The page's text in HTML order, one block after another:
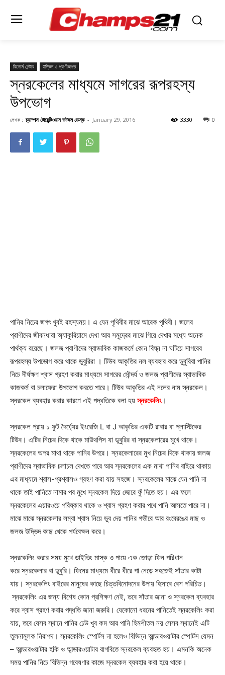
রিসোর্স সেন্টার উদ্ভিদ ও প্রাণীজগত
স্নরকেলের মাধ্যমে সাগরের রূপরহস্য
উপভোগ
লেখক : চ্যাম্পস টোয়েন্টিওয়ান ডটকম ডেস্ক - January 29, 2016 0
3330
পানির নিচের জগৎ খুবই রহস্যময়। এ যেন পৃথিবীর মাঝে আরেক পৃথিবী। জলের
প্রাণীদের জীবনধারা অ্যাকুরিয়ামে দেখা আর সমুদ্রের মাঝে গিয়ে দেখার মধ্যে অনেক
পার্থক্য রয়েছে। জলজ প্রাণীদের স্বাভাবিক কাজকর্মে কোন বিঘ্ন না ঘটিয়ে সাগরের
রূপরহস্য উপভোগ করে থাকে ডুবুরিরা । টিউব আকৃতির নল ব্যবহার করে ডুবুরিরা পানির
নিচে দীর্ঘক্ষণ শ্বাস গ্রহণ করার মাধ্যমে সাগরের সৌন্দর্য ও জলজ প্রাণীদের স্বাভাবিক
কাজকর্ম বা চলাফেরা উপভোগ করতে পারে। টিউব আকৃতির এই নলের নাম স্নরকেল।
স্নরকেল ব্যবহার করার কারণে এই পদ্ধতিকে বলা হয়স্নরকেলিং ।
স্নরকেল প্রায় ১ ফুট দৈর্ঘ্যের ইংরেজি L বা J আকৃতির একটি রাবার বা প্লাস্টিকের
টিউব। এটির নিচের দিকে থাকে মাউথপিস যা ডুবুরির বা স্নরকেলারের মুখে থাকে।
স্নরকেলের অপর মাথা থাকে পানির উপরে। স্নরকেলারের মুখ নিচের দিকে থাকায় জলজ
প্রাণীদের স্বাভাবিক চলাচল দেখতে পারে আর স্নরকেলের এক মাথা পানির বাইরে থাকায়
এর মাধ্যমে শ্বাস-প্রশ্বাসও গ্রহণ করা যায় সহজে। স্নরকেলের মাঝে যেন পানি না
থাকে তাই পানিতে নামার পর মুখে স্নরকেল দিয়ে জোরে ফুঁ দিতে হয়। এর ফলে
স্নরকেলের এয়ারওয়ে পরিষ্কার থাকে ও শ্বাস গ্রহণ করার পথে পানি আসতে পারে না।
মাঝে মাঝে স্নরকেলার লম্বা শ্বাস নিয়ে ডুব দেয় পানির গভীরে আর রংবেরঙের মাছ ও
জলজ উদ্ভিদ কাছ থেকে পর্যবেক্ষন করে।
স্নরকেলিং করার সময় মুখে ডাইভিং মাস্ক ও পায়ে এক জোড়া ফিন পরিধান
করে স্নরকেলার বা ডুবুরি। ফিনের মাধ্যমে ধীরে ধীরে পা নেড়ে সহজেই সাঁতার কাটা
যায়। স্নরকেলিং বাইরের মানুষের কাছে চিত্তবিনোদনের উপায় হিসাবে বেশ পরিচিত।
স্নরকেলিং এর জন্য বিশেষ কোন প্রশিক্ষণ নেই, তবে সাঁতার জানা ও স্নরকেল ব্যবহার
করে শ্বাস গ্রহণ করার পদ্ধতি জানা জরুরি। যেকোনো ধরনের পানিতেই স্নরকেলিং করা
যায়, তবে যেসব স্থানে পানির ঢেউ খুব কম আর পানি হিমশীতল নয় সেসব স্থানেই এটি
তুলনামুলক নিরাপদ। স্নরকেলিং স্পোর্টস না হলেও বিভিন্ন আন্ডারওয়াটার স্পোর্টস যেমন
– আন্ডারওয়াটার হকি ও আন্ডারওয়াটার রাগবিতে স্নরকেল ব্যবহৃত হয়। এমনকি অনেক
সময় পানির নিচে বিভিন্ন গবেষণার কাজে স্নরকেল ব্যবহার করা হয়ে থাকে।